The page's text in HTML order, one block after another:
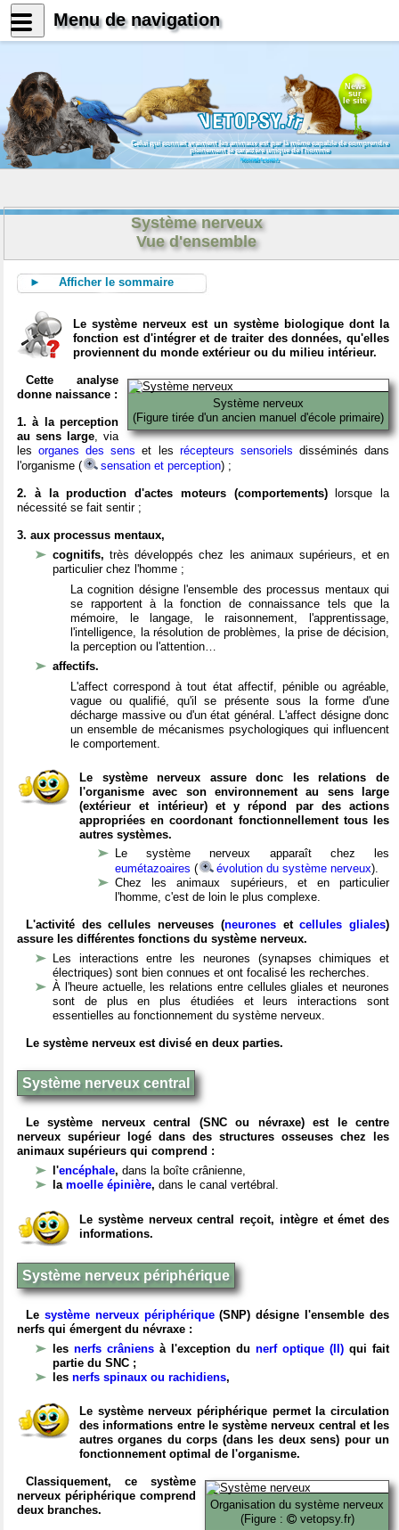
News
sur
le site
Celui qui connait vraiment les animaux est par là même capable de comprendre
pleinement le caractère unique de l'homme
Konrad Lorenz
Système nerveux
Vue d'ensemble
► Afficher le sommaire
Le système nerveux est un système biologique dont la
fonction est d'intégrer et de traiter des données, qu'elles
proviennent du monde extérieur ou du milieu intérieur.
Système nerveux
(Figure tirée d'un ancien manuel d'école primaire)
Cette analyse
donne naissance :
1. à la perception
au sens large, via
lesorganes des sens et les récepteurs sensoriels disséminés dans
l'organisme (
sensation et perception) ;
2. à la production d'actes moteurs (comportements)lorsque la
nécessité se fait sentir ;
3. aux processus mentaux,
cognitifs,très développés chez les animaux supérieurs, et en
particulier chez l'homme ;
La cognition désigne l'ensemble des processus mentaux qui
se rapportent à la fonction de connaissance tels que la
mémoire, le langage, le raisonnement, l'apprentissage,
l'intelligence, la résolution de problèmes, la prise de décision,
la perception ou l'attention…
affectifs.
L'affect correspond à tout état affectif, pénible ou agréable,
vague ou qualifié, qu'il se présente sous la forme d'une
décharge massive ou d'un état général. L'affect désigne donc
un ensemble de mécanismes psychologiques qui influencent
le comportement.
Le système nerveux assure donc les relations de
l'organisme avec son environnement au sens large
(extérieur et intérieur) et y répond par des actions
appropriées en coordonant fonctionnellement tous les
autres systèmes.
Le système nerveux apparaît chez les
eumétazoaires ( évolution du système nerveux).
Chez les animaux supérieurs, et en particulier
l'homme, c'est de loin le plus complexe.
L'activité des cellules nerveuses (neuronesetcellules gliales)
assure les différentes fonctions du système nerveux.
Les interactions entre les neurones (synapses chimiques et
électriques) sont bien connues et ont focalisé les recherches.
À l'heure actuelle, les relations entre cellules gliales et neurones
sont de plus en plus étudiées et leurs interactions sont
essentielles au fonctionnement du système nerveux.
Le système nerveux est divisé en deux parties.
Système nerveux central
Le système nerveux central (SNC ou névraxe) est le centre
nerveux supérieur logé dans des structures osseuses chez les
animaux supérieurs qui comprend :
l'encéphale, dans la boîte crânienne,
la moelle épinière, dans le canal vertébral.
Le système nerveux central reçoit, intègre et émet des
informations.
Système nerveux périphérique
Le système nerveux périphérique(SNP) désigne l'ensemble des
nerfs qui émergent du névraxe :
les nerfs crâniens à l'exception du nerf optique (II) qui fait
partie du SNC ;
les nerfs spinaux ou rachidiens,
Le système nerveux périphérique permet la circulation
des informations entre le système nerveux central et les
autres organes du corps (dans les deux sens) pour un
fonctionnement optimal de l'organisme.
Organisation du système nerveux
(Figure :
vetopsy.fr)
Classiquement, ce système
nerveux périphérique comprend
deux branches.
Menu de navigation